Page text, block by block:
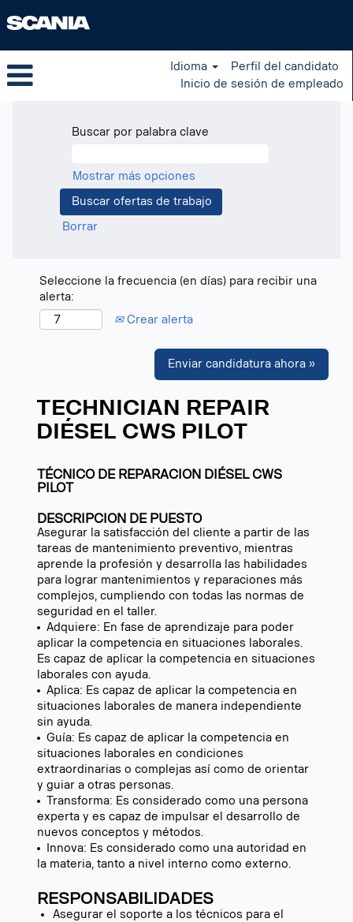
Idioma
Perfil del candidato
Inicio de sesión de empleado
Buscar por palabra clave
Mostrar más opciones
Borrar
Seleccione la frecuencia (en días) para recibir una
alerta:
Crear alerta
Enviar candidatura ahora »
TECHNICIAN REPAIR
DIÉSEL CWS PILOT
TÉCNICO DE REPARACION DIÉSEL CWS
PILOT
DESCRIPCION DE PUESTO
Asegurar la satisfacción del cliente a partir de las
tareas de mantenimiento preventivo, mientras
aprende la profesión y desarrolla las habilidades
para lograr mantenimientos y reparaciones más
complejos, cumpliendo con todas las normas de
seguridad en el taller.
Adquiere: En fase de aprendizaje para poder
aplicar la competencia en situaciones laborales.
Es capaz de aplicar la competencia en situaciones
laborales con ayuda.
Aplica: Es capaz de aplicar la competencia en
situaciones laborales de manera independiente
sin ayuda.
Guía: Es capaz de aplicar la competencia en
situaciones laborales en condiciones
extraordinarias o complejas así como de orientar
y guiar a otras personas.
Transforma: Es considerado como una persona
experta y es capaz de impulsar el desarrollo de
nuevos conceptos y métodos.
Innova: Es considerado como una autoridad en
la materia, tanto a nivel interno como externo.
RESPONSABILIDADES
Asegurar el soporte a los técnicos para el